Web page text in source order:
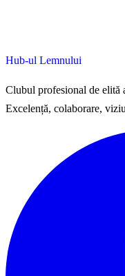
Hub-ul Lemnului
Clubul profesional de elită
Excelență, colaborare,